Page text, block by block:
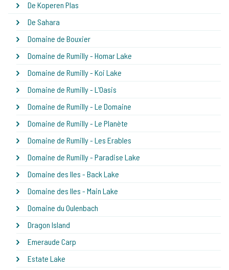
De Koperen Plas
De Sahara
Domaine de Bouxier
Domaine de Rumilly - Homar Lake
Domaine de Rumilly - Koi Lake
Domaine de Rumilly - L'Oasis
Domaine de Rumilly - Le Domaine
Domaine de Rumilly - Le Planète
Domaine de Rumilly - Les Erables
Domaine de Rumilly - Paradise Lake
Domaine des Iles - Back Lake
Domaine des Iles - Main Lake
Domaine du Oulenbach
Dragon Island
Emeraude Carp
Estate Lake